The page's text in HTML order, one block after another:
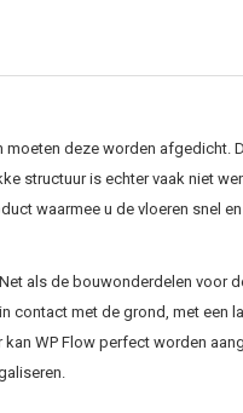
deze worden afgedicht.
structuur is echter vaak niet
waarmee u de vloeren snel
als de bouwonderdelen voor
contact met de grond, met een
WP Flow perfect worden